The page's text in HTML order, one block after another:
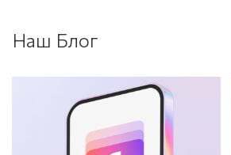
Наш Блог